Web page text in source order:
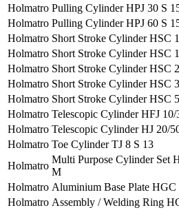
Holmatro Pulling Cylinder HPJ 30 S
Holmatro Pulling Cylinder HPJ 60 S
Holmatro Short Stroke Cylinder HSC
Holmatro Short Stroke Cylinder HSC
Holmatro Short Stroke Cylinder HSC
Holmatro Short Stroke Cylinder HSC
Holmatro Short Stroke Cylinder HSC
Holmatro Telescopic Cylinder HFJ 10/
Holmatro Telescopic Cylinder HJ 20/
Holmatro Toe Cylinder TJ 8 S 13
Holmatro
Multi Purpose Cylinder Set
M
Holmatro Aluminium Base Plate HGC
Holmatro Assembly / Welding Ring